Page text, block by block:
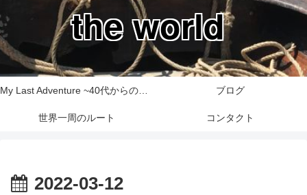
the world
My Last Adventure ~40代からの世界一周旅行記~ ブログ
世界一周のルート コンタクト
2022-03-12